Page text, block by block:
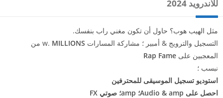
للاندرويد 2024
مثل الهيب هوب؟ حاول أن تكون مغني راب بنفسك.
التسجيل والترويج & أمبير ؛ مشاركة المسارات w. MILLIONS
من
المعجبين على Rap Fame
نبسب ؛
استوديو تسجيل الموسيقى للمحترفين
احصل على Audio & amp؛ amp؛ صوتي FX